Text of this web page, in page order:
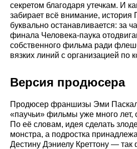
секретом благодаря утечкам. И
забирает всё внимание, история
буквально останавливается: за
финала Человека-паука
собственного фильма ради
вязких линий с организацией по
Версия продюсера
Продюсер франшизы Эми
«паучьи» фильмы уже много лет,
По её словам, идея сделать
монстра, а подростка
Дестину Дэниелу Креттону —